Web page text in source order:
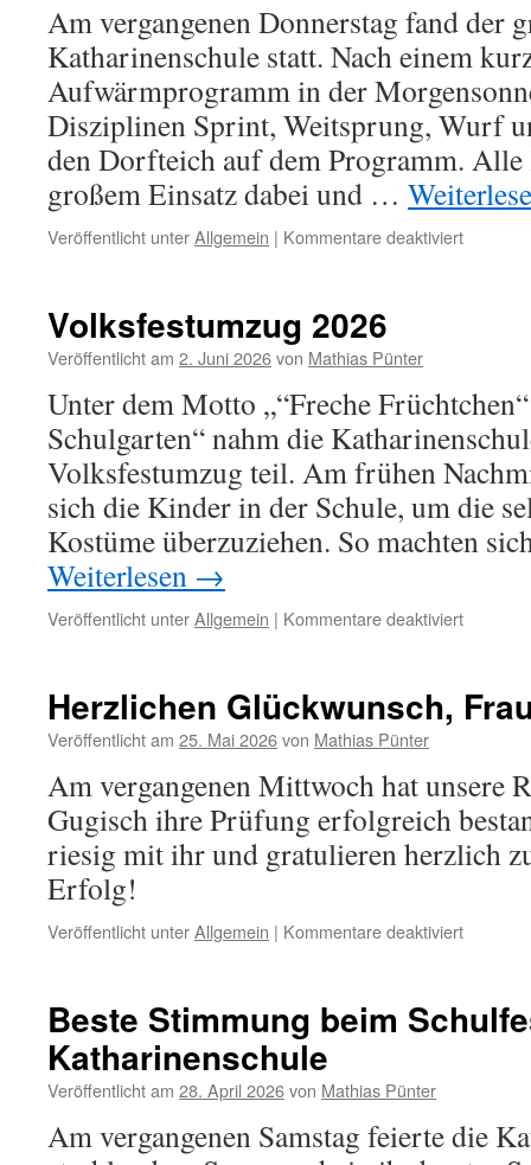
Am vergangenen Donnerstag fand der
Katharinenschule statt. Nach einem
Aufwärmprogramm in der
Disziplinen Sprint, Weitsprung, Wurf
den Dorfteich auf dem Programm.
großem Einsatz dabei und …
Veröffentlicht unterAllgemein | Kommentare deaktiviertfür
Volksfestumzug 2026
Veröffentlicht am 2. Juni 2026von Mathias Pünter
Unter dem Motto „“Freche
Schulgarten“ nahm die
Volksfestumzug teil. Am frühen
sich die Kinder in der Schule, um die
Kostüme überzuziehen. So machten
Weiterlesen →
Veröffentlicht unterAllgemein | Kommentare deaktiviertfür
Herzlichen Glückwunsch,
Veröffentlicht am 25. Mai 2026von Mathias Pünter
Am vergangenen Mittwoch hat unsere
Gugisch ihre Prüfung erfolgreich
riesig mit ihr und gratulieren herzlich
Erfolg!
Veröffentlicht unterAllgemein | Kommentare deaktiviertfür
Gugisch!
Beste Stimmung beim
Katharinenschule
Veröffentlicht am 28. April 2026von Mathias Pünter
Am vergangenen Samstag feierte die